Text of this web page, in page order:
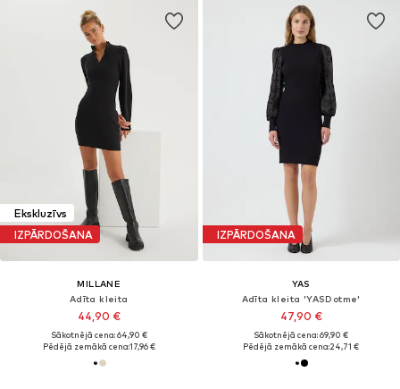
Ekskluzīvs
IZPĀRDOŠANA
MILLANE
Adīta kleita
44,90 €
Sākotnējā cena: 64,90 €
Pēdējā zemākā cena:17,96 €
IZPĀRDOŠANA
YAS
Adīta kleita 'YASDotme'
47,90 €
Sākotnējā cena: 69,90 €
Pēdējā zemākā cena:24,71 €